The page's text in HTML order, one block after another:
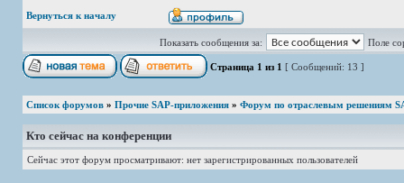
Вернуться к началу
Показать сообщения за: Поле
Страница 1 из 1 [ Сообщений: 13 ]
Список форумов » Прочие SAP-приложения » Форум по отраслевым решениям
Кто сейчас на конференции
Сейчас этот форум просматривают: нет зарегистрированных пользователей